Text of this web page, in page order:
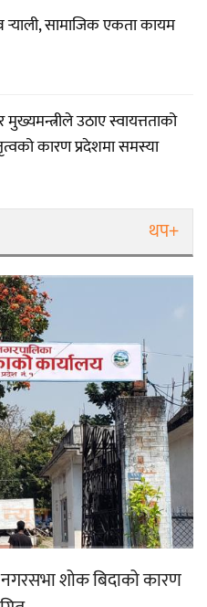
र्‍याली, सामाजिक एकता कायम
मुख्यमन्त्रीले उठाए स्वायत्तताको
कारण प्रदेशमा समस्या
थप+
शोक बिदाको कारण